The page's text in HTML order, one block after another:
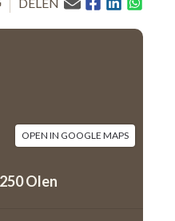
OPEN IN GOOGLE MAPS
Olen